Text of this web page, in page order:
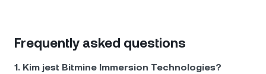
Frequently asked questions
1. Kim jest Bitmine Immersion Technologies?